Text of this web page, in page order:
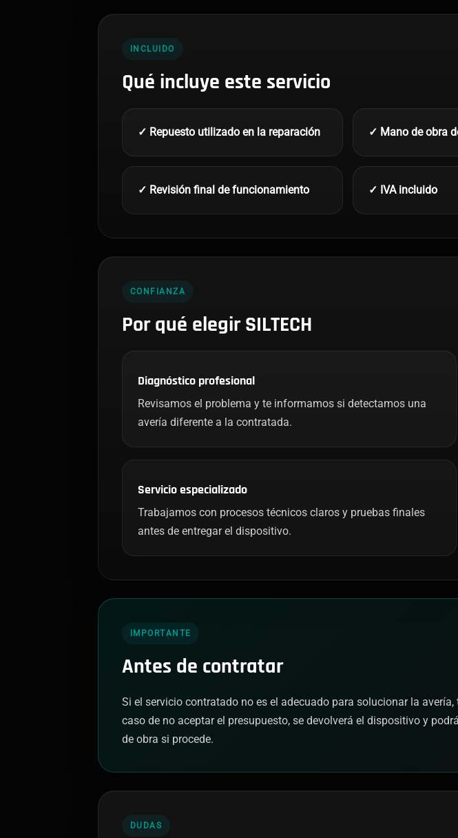
INCLUIDO
Qué incluye este servicio
✓ Repuesto utilizado en la reparación ✓ Mano de obra
✓ Revisión final de funcionamiento ✓ IVA incluido
CONFIANZA
Por qué elegir SILTECH
Diagnóstico profesional
Revisamos el problema y te informamos si detectamos una
avería diferente a la contratada.
Servicio especializado
Trabajamos con procesos técnicos claros y pruebas finales
antes de entregar el dispositivo.
IMPORTANTE
Antes de contratar
Si el servicio contratado no es el adecuado para solucionar la
caso de no aceptar el presupuesto, se devolverá el dispositivo y
de obra si procede.
DUDAS